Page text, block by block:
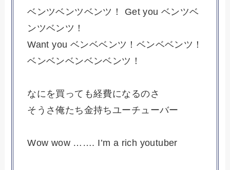
ベンツベンツベンツ！ Get you ベンツベ
ンツベンツ！
Want you ベンベベンツ！ベンベベンツ！
ベンベンベンベンベンツ！
なにを買っても経費になるのさ
そうさ俺たち金持ちユーチューバー
Wow wow ……. I’m a rich youtuber